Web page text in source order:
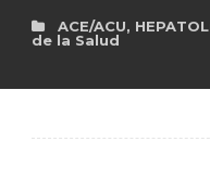
ACE/ACU,
de la Salud